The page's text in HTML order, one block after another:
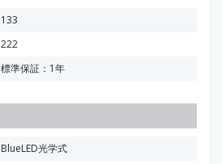
133
222
標準保証：1年
BlueLED光学式